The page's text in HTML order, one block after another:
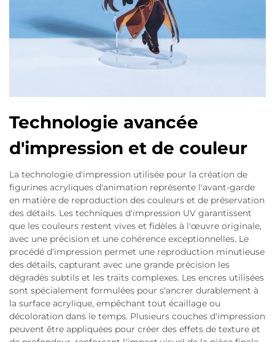
Technologie avancée
d'impression et de couleur
La technologie d'impression utilisée pour la création de
figurines acryliques d'animation représente l'avant-garde
en matière de reproduction des couleurs et de préservation
des détails. Les techniques d'impression UV garantissent
que les couleurs restent vives et fidèles à l'œuvre originale,
avec une précision et une cohérence exceptionnelles. Le
procédé d'impression permet une reproduction minutieuse
des détails, capturant avec une grande précision les
dégradés subtils et les traits complexes. Les encres utilisées
sont spécialement formulées pour s'ancrer durablement à
la surface acrylique, empêchant tout écaillage ou
décoloration dans le temps. Plusieurs couches d'impression
peuvent être appliquées pour créer des effets de texture et